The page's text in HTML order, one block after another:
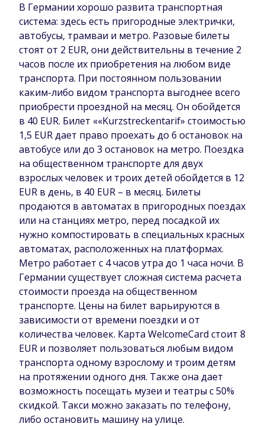
В Германии хорошо развита транспортная
система: здесь есть пригородные электрички,
автобусы, трамваи и метро. Разовые билеты
стоят от 2 EUR, они действительны в течение 2
часов после их приобретения на любом виде
транспорта. При постоянном пользовании
каким-либо видом транспорта выгоднее всего
приобрести проездной на месяц. Он обойдется
в 40 EUR. Билет ««Kurzstreckentarif» стоимостью
1,5 EUR дает право проехать до 6 остановок на
автобусе или до 3 остановок на метро. Поездка
на общественном транспорте для двух
взрослых человек и троих детей обойдется в 12
EUR в день, в 40 EUR – в месяц. Билеты
продаются в автоматах в пригородных поездах
или на станциях метро, перед посадкой их
нужно компостировать в специальных красных
автоматах, расположенных на платформах.
Метро работает с 4 часов утра до 1 часа ночи. В
Германии существует сложная система расчета
стоимости проезда на общественном
транспорте. Цены на билет варьируются в
зависимости от времени поездки и от
количества человек. Карта WelcomeCard стоит 8
EUR и позволяет пользоваться любым видом
транспорта одному взрослому и троим детям
на протяжении одного дня. Также она дает
возможность посещать музеи и театры с 50%
скидкой. Такси можно заказать по телефону,
либо остановить машину на улице.